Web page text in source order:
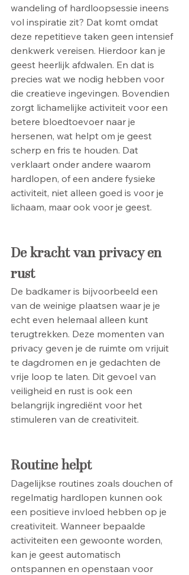
wandeling of hardloopsessie ineens
vol inspiratie zit? Dat komt omdat
deze repetitieve taken geen intensief
denkwerk vereisen. Hierdoor kan je
geest heerlijk afdwalen. En dat is
precies wat we nodig hebben voor
die creatieve ingevingen. Bovendien
zorgt lichamelijke activiteit voor een
betere bloedtoevoer naar je
hersenen, wat helpt om je geest
scherp en fris te houden. Dat
verklaart onder andere waarom
hardlopen, of een andere fysieke
activiteit, niet alleen goed is voor je
lichaam, maar ook voor je geest.
De kracht van privacy en
rust
De badkamer is bijvoorbeeld een
van de weinige plaatsen waar je je
echt even helemaal alleen kunt
terugtrekken. Deze momenten van
privacy geven je de ruimte om vrijuit
te dagdromen en je gedachten de
vrije loop te laten. Dit gevoel van
veiligheid en rust is ook een
belangrijk ingrediënt voor het
stimuleren van de creativiteit.
Routine helpt
Dagelijkse routines zoals douchen of
regelmatig hardlopen kunnen ook
een positieve invloed hebben op je
creativiteit. Wanneer bepaalde
activiteiten een gewoonte worden,
kan je geest automatisch
ontspannen en openstaan voor